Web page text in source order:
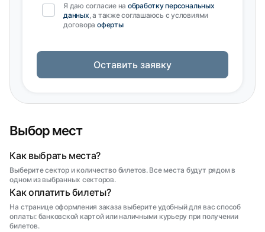
Выбор мест
Как выбрать места?
Выберите сектор и количество билетов. Все места будут рядом в
одном из выбранных секторов.
Как оплатить билеты?
На странице оформления заказа выберите удобный для вас способ
оплаты: банковской картой или наличными курьеру при получении
билетов.
Я даю согласие на обработку персональных
данных, а также соглашаюсь с условиями
договора оферты
Оставить заявку